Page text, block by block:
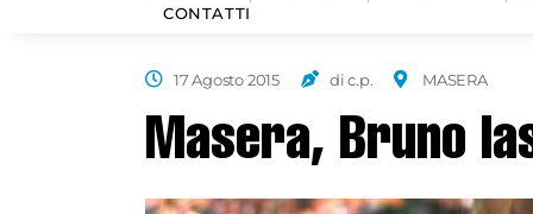
CONTATTI
17 Agosto 2015 di c.p. MASERA
Masera, Bruno